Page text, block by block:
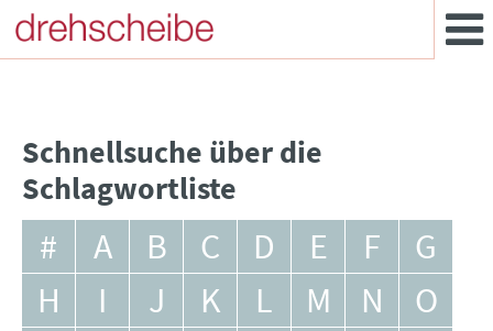
Schnellsuche über die
Schlagwortliste
# A B C D E F
G
H
I J K L M N
O